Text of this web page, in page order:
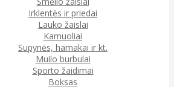
Irklentės ir priedai
Lauko žaislai
Kamuoliai
Supynės, hamakai ir kt.
Muilo burbulai
Sporto žaidimai
Boksas